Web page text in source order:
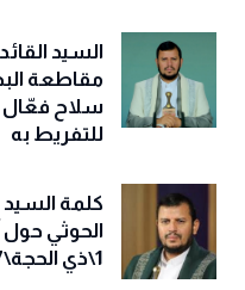
السيد
مقاطعة
سلاح فعّال
للتفريط به
كلمة السيد
الحوثي
1\ذي الحجة\1447